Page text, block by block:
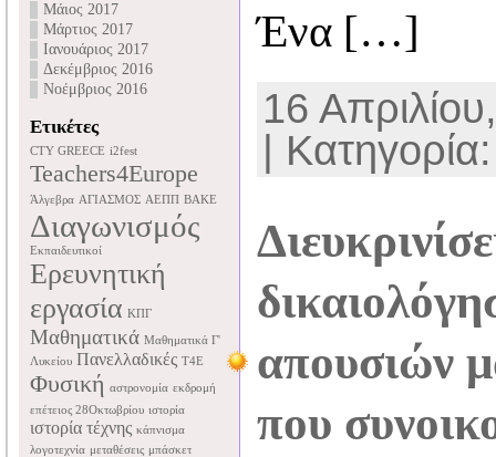
Μάιος 2017
Μάρτιος 2017
Ιανουάριος 2017
Δεκέμβριος 2016
Νοέμβριος 2016
Ετικέτες
CTY GREECE i2fest
Teachers4Europe
Άλγεβρα ΑΓΙΑΣΜΟΣ ΑΕΠΠ ΒΑΚΕ
Διαγωνισμός
Εκπαιδευτικοί
Ερευνητική
εργασία ΚΠΓ
Μαθηματικά Μαθηματικά Γ'
Λυκείου Πανελλαδικές Τ4Ε
Φυσική αστρονομία εκδρομή
επέτειος 28Οκτωβρίου ιστορία
ιστορία τέχνης κάπνισμα
λογοτεχνία μεταθέσεις μπάσκετ
Ένα […]
16
|
απουσιών
που